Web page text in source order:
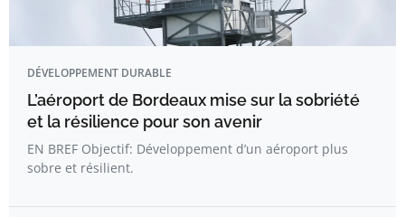
DÉVELOPPEMENT DURABLE
L’aéroport de Bordeaux mise sur la sobriété
et la résilience pour son avenir
EN BREF Objectif: Développement d’un aéroport plus
sobre et résilient.